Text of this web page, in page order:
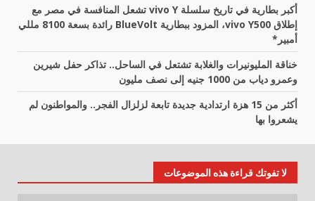
أكبر بطارية في تاريخ سلسلة vivo Y تشعل المنافسة في مصر مع
إطلاق vivo Y500، المزود ببطارية BlueVolt رائدة بسعة 8100 مللي
أمبير*
خناقة المليونيرات والغلابة تشتعل في الساحل.. تذاكر حفل شيرين
وعمرو دياب من 1000 جنيه إلى نصف مليون
أكثر من 15 هزة ارتدادية جديدة تابعة لزلزال الفجر.. والمواطنون لم
يشعروا بها
لا تفوتك قراءة هذه الموضوعات